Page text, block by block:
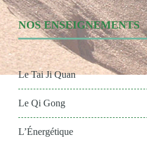
NOS ENSEIGNEMENTS
Le Tai Ji Quan
Le Qi Gong
L’Énergétique